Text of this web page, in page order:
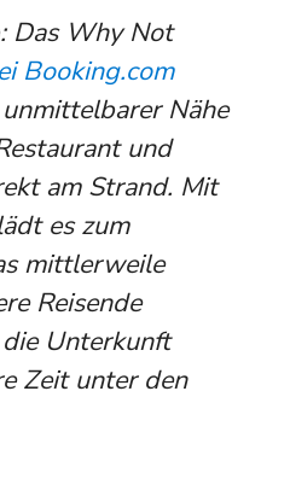
Das Why Not
Booking.com
Nähe
und
am Strand. Mit
es zum
mittlerweile
Reisende
Unterkunft
Zeit unter den